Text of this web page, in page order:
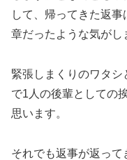
して、帰ってきた返事
章だったような気がし
緊張しまくりのワタシ
で1人の後輩としての
思います。
それでも返事が返っ